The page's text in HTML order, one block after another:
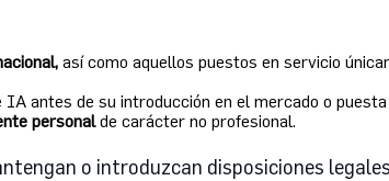
así como aquellos puestos en servicio
antes de su introducción en el mercado o puesta
personalde carácter no profesional.
o introduzcan disposiciones